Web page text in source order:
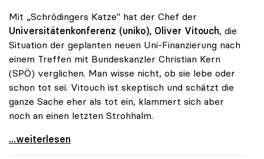
Mit „Schrödingers Katze" hat der Chef der
Universitätenkonferenz (uniko), Oliver Vitouch, die
Situation der geplanten neuen Uni-Finanzierung nach
einem Treffen mit Bundeskanzler Christian Kern
(SPÖ) verglichen. Man wisse nicht, ob sie lebe oder
schon tot sei. Vitouch ist skeptisch und schätzt die
ganze Sache eher als tot ein, klammert sich aber
noch an einen letzten Strohhalm.
Uni-Budget: Rektorenchef hält Reform für tot -
...weiterlesen